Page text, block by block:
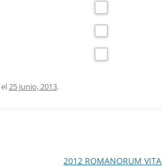
el25 junio, 2013.
2012 ROMANORUM VITA